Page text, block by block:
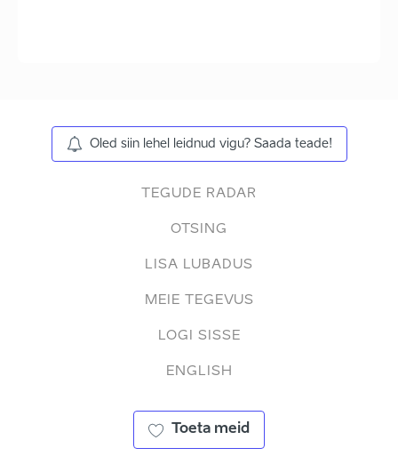
Oled siin lehel leidnud vigu? Saada teade!
TEGUDE RADAR
OTSING
LISA LUBADUS
MEIE TEGEVUS
LOGI SISSE
ENGLISH
Toeta meid